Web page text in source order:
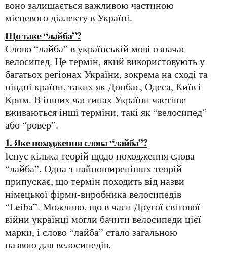
воно залишається важливою частиною
місцевого діалекту в Україні.
Що таке “лайба”?
Слово “лайба” в українській мові означає
велосипед. Це термін, який використовують у
багатьох регіонах України, зокрема на сході та
півдні країни, таких як Донбас, Одеса, Київ і
Крим. В інших частинах України частіше
вживаються інші терміни, такі як “велосипед”
або “ровер”.
1. Яке походження слова “лайба”?
Існує кілька теорій щодо походження слова
“лайба”. Одна з найпоширеніших теорій
припускає, що термін походить від назви
німецької фірми-виробника велосипедів
“Leiba”. Можливо, що в часи Другої світової
війни українці могли бачити велосипеди цієї
марки, і слово “лайба” стало загальною
назвою для велосипедів.